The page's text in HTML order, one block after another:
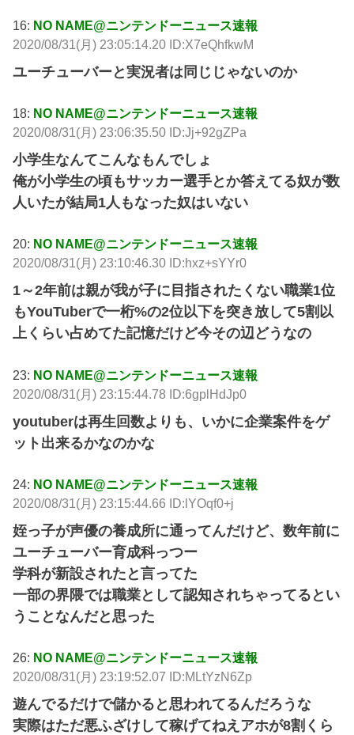
16: NO NAME@ニンテンドーニュース速報
2020/08/31(月) 23:05:14.20 ID:X7eQhfkwM
ユーチューバーと実況者は同じじゃないのか
18: NO NAME@ニンテンドーニュース速報
2020/08/31(月) 23:06:35.50 ID:Jj+92gZPa
小学生なんてこんなもんでしょ
俺が小学生の頃もサッカー選手とか答えてる奴が数
人いたが結局1人もなった奴はいない
20: NO NAME@ニンテンドーニュース速報
2020/08/31(月) 23:10:46.30 ID:hxz+sYYr0
1～2年前は親が我が子に目指されたくない職業1位
もYouTuberで一桁%の2位以下を突き放して5割以
上くらい占めてた記憶だけど今その辺どうなの
23: NO NAME@ニンテンドーニュース速報
2020/08/31(月) 23:15:44.78 ID:6gplHdJp0
youtuberは再生回数よりも、いかに企業案件をゲ
ット出来るかなのかな
24: NO NAME@ニンテンドーニュース速報
2020/08/31(月) 23:15:44.66 ID:lYOqf0+j
姪っ子が声優の養成所に通ってんだけど、数年前に
ユーチューバー育成科っつー
学科が新設されたと言ってた
一部の界隈では職業として認知されちゃってるとい
うことなんだと思った
26: NO NAME@ニンテンドーニュース速報
2020/08/31(月) 23:19:52.07 ID:MLtYzN6Zp
遊んでるだけで儲かると思われてるんだろうな
実際はただ悪ふざけして稼げてねえアホが8割くら